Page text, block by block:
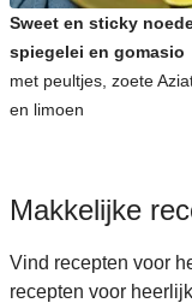
Sweet en sticky
spiegelei en gomasio
met peultjes, zoete
en limoen
Makkelijke
Vind recepten voor
recepten voor